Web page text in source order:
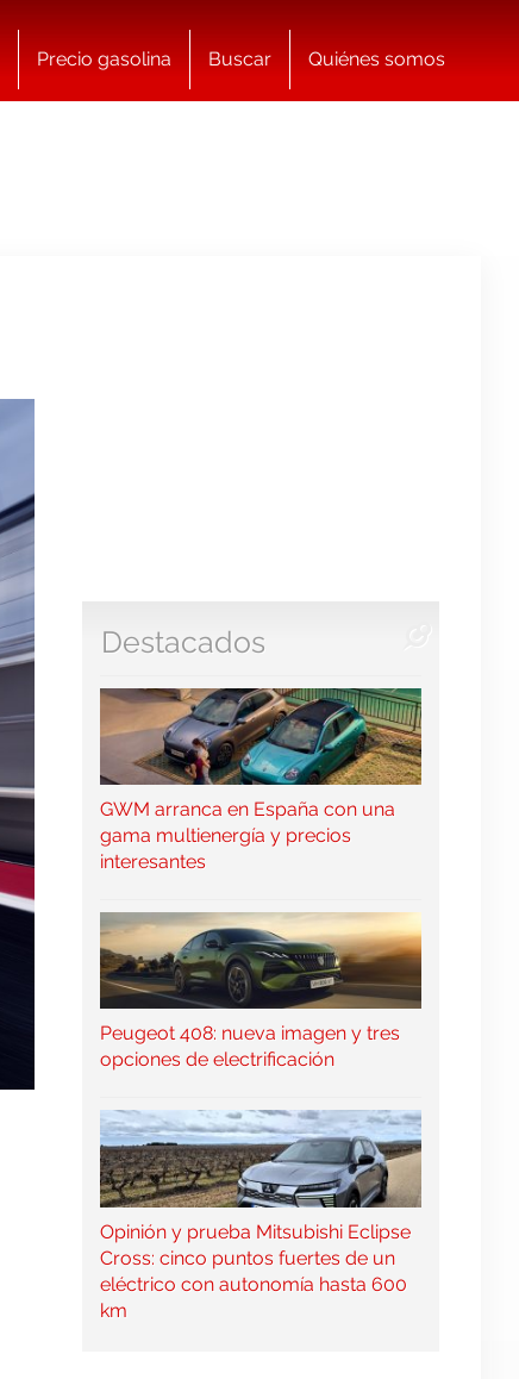
Precio gasolina Buscar Quiénes somos
Destacados
GWM arranca en España con una
gama multienergía y precios
interesantes
Peugeot 408: nueva imagen y tres
opciones de electrificación
Opinión y prueba Mitsubishi Eclipse
Cross: cinco puntos fuertes de un
eléctrico con autonomía hasta 600
km